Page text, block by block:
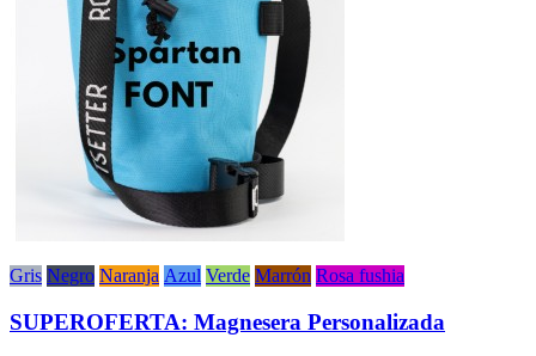
Gris Negro Naranja Azul Verde Marrón Rosa fushia
SUPEROFERTA: Magnesera Personalizada